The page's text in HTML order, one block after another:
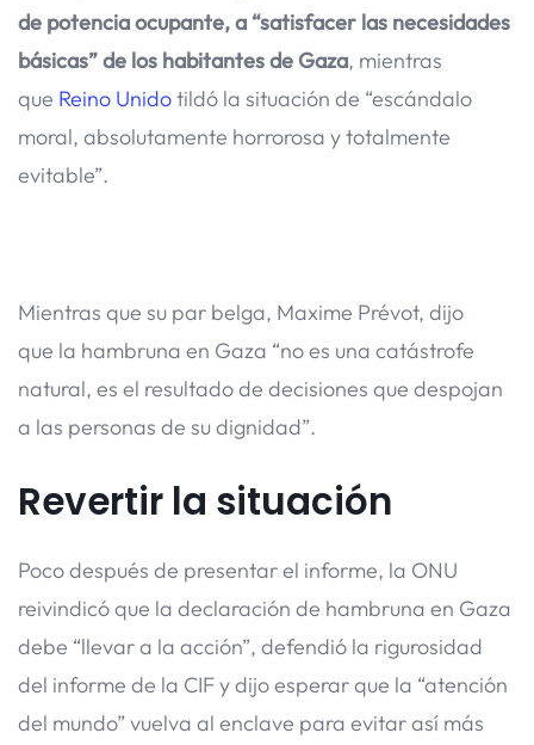
de potencia ocupante, a “satisfacer las necesidades
básicas” de los habitantes de Gaza, mientras
que Reino Unidotildó la situación de “escándalo
moral, absolutamente horrorosa y totalmente
evitable”.
Mientras que su par belga, Maxime Prévot, dijo
que la hambruna en Gaza “no es una catástrofe
natural, es el resultado de decisiones que despojan
a las personas de su dignidad”.
Revertir la situación
Poco después de presentar el informe, la ONU
reivindicó que la declaración de hambruna en Gaza
debe “llevar a la acción”, defendió la rigurosidad
del informe de la CIF y dijo esperar que la “atención
del mundo” vuelva al enclave para evitar así más